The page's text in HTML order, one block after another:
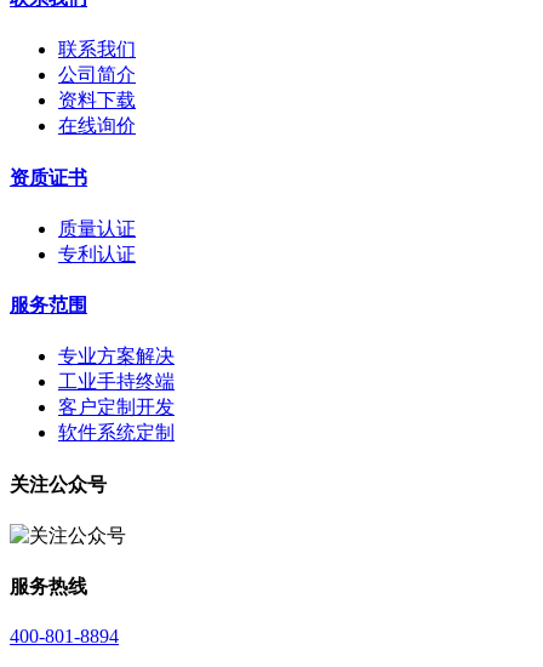
联系我们
公司简介
资料下载
在线询价
资质证书
质量认证
专利认证
服务范围
专业方案解决
工业手持终端
客户定制开发
软件系统定制
关注公众号
服务热线
400-801-8894